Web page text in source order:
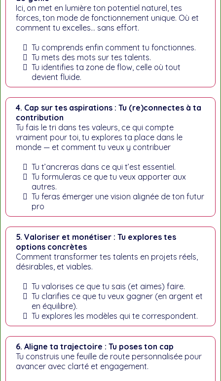
Ici, on met en lumière ton potentiel naturel, tes
forces, ton mode de fonctionnement unique. Où et
comment tu excelles… sans effort.
Tu comprends enfin comment tu fonctionnes.
Tu mets des mots sur tes talents.
Tu identifies ta zone de flow, celle où tout
devient fluide.
4. Cap sur tes aspirations : Tu (re)connectes à ta
contribution
Tu fais le tri dans tes valeurs, ce qui compte
vraiment pour toi, tu explores ta place dans le
monde — et comment tu veux y contribuer
Tu t’ancreras dans ce qui t’est essentiel.
Tu formuleras ce que tu veux apporter aux
autres.
Tu feras émerger une vision alignée de ton futur
pro
5. Valoriser et monétiser : Tu explores tes
options concrètes
Comment transformer tes talents en projets réels,
désirables, et viables.
Tu valorises ce que tu sais (et aimes) faire.
Tu clarifies ce que tu veux gagner (en argent et
en équilibre).
Tu explores les modèles qui te correspondent.
6. Aligne ta trajectoire : Tu poses ton cap
Tu construis une feuille de route personnalisée pour
avancer avec clarté et engagement.